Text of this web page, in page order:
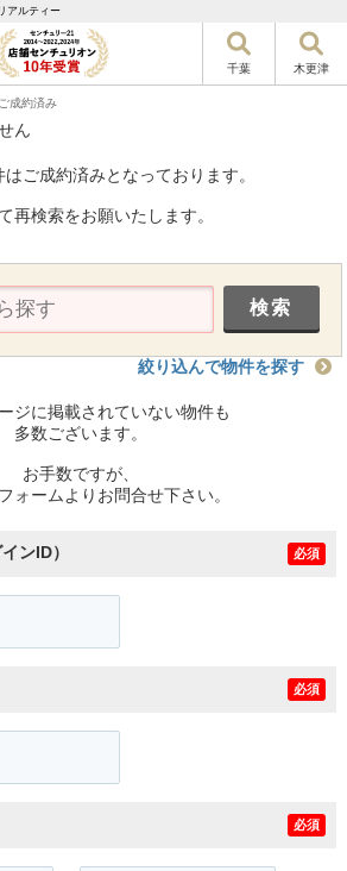
アルティー
千葉 木更津
ご成約済み
ん
ご成約済みとなっております。
再検索をお願いたします。
絞り込んで物件を探す
ジに掲載されていない物件も
多数ございます。
お手数ですが、
ォームよりお問合せ下さい。
ンID） 必須
必須
必須